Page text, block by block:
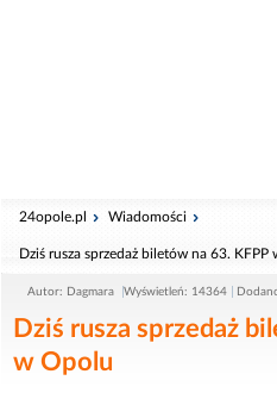
24opole.pl Wiadomości
Dziś rusza sprzedaż biletów na 63. KFPP
Autor: Dagmara Wyświetleń: 14364
Dziś rusza sprzedaż
w Opolu